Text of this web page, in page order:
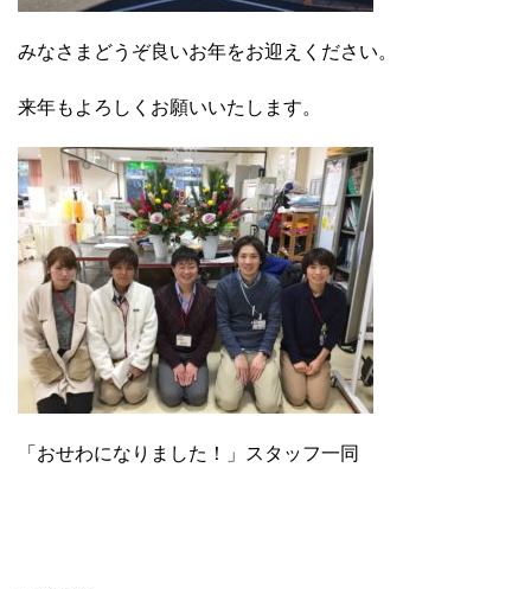
みなさまどうぞ良いお年をお迎えください。
来年もよろしくお願いいたします。
「おせわになりました！」スタッフ一同